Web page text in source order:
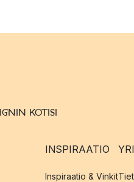
KOTISI
INSPIRAATIO
Inspiraatio & Vinkit